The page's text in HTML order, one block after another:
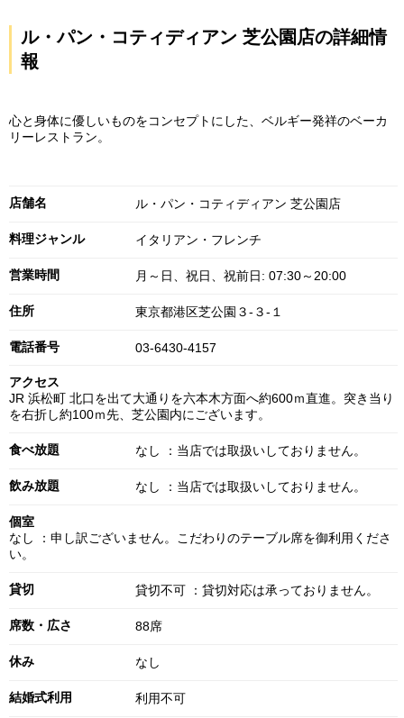
ル・パン・コティディアン 芝公園店の詳細情
報
心と身体に優しいものをコンセプトにした、ベルギー発祥のベーカ
リーレストラン。
店舗名 ル・パン・コティディアン 芝公園店
料理ジャンル イタリアン・フレンチ
営業時間 月～日、祝日、祝前日: 07:30～20:00
住所 東京都港区芝公園３-３-１
電話番号 03-6430-4157
アクセス
JR 浜松町 北口を出て大通りを六本木方面へ約600ｍ直進。突き当り
を右折し約100ｍ先、芝公園内にございます。
食べ放題 なし ：当店では取扱いしておりません。
飲み放題 なし ：当店では取扱いしておりません。
個室
なし ：申し訳ございません。こだわりのテーブル席を御利用くださ
い。
貸切 貸切不可 ：貸切対応は承っておりません。
席数・広さ 88席
休み なし
結婚式利用 利用不可